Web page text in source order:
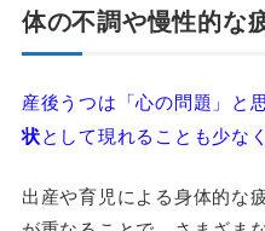
体の不調や慢性的な
産後うつは「心の問題」と
状として現れることも少な
出産や育児による身体的な